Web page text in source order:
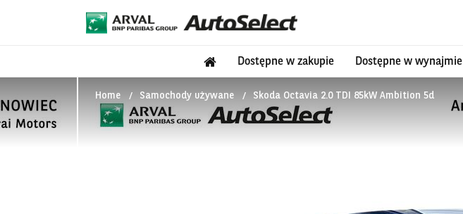
Dostępne w zakupie Dostępne w wynajmie
Home Samochody używane Skoda Octavia 2.0 TDI 85kW Ambition 5d